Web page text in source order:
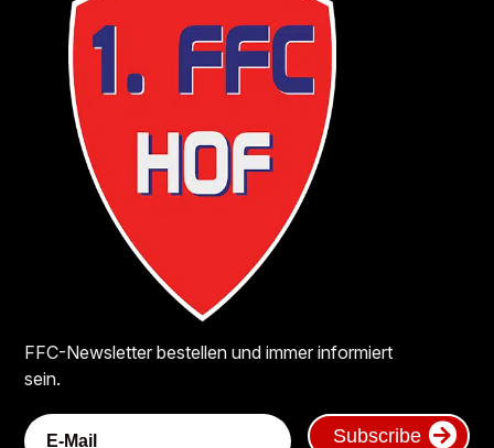
FFC-Newsletter bestellen und immer informiert
sein.
Subscribe